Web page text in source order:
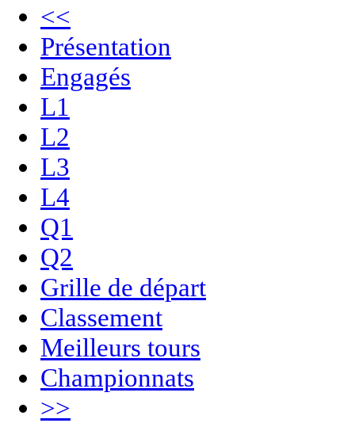
<<
Présentation
Engagés
L1
L2
L3
L4
Q1
Q2
Grille de départ
Classement
Meilleurs tours
Championnats
>>